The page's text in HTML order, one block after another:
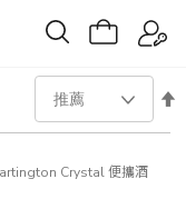
Crystal 便攜酒
設